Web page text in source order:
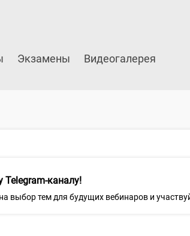
Экзамены Видеогалерея
каналу!
выбор тем для будущих вебинаров и